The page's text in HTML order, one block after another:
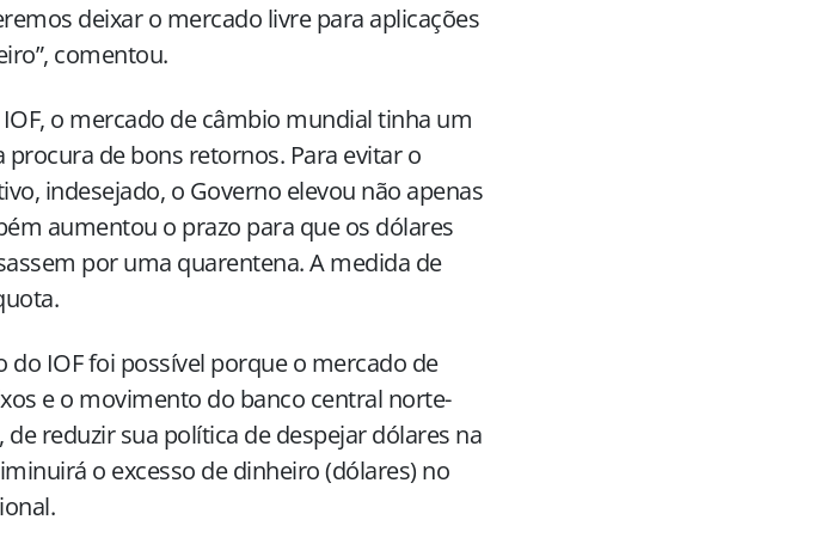
deixar o mercado livre para aplicações
comentou.
o mercado de câmbio mundial tinha um
de bons retornos. Para evitar o
indesejado, o Governo elevou não apenas
aumentou o prazo para que os dólares
por uma quarentena. A medida de
do IOF foi possível porque o mercado de
e o movimento do banco central norte-
de reduzir sua política de despejar dólares na
o excesso de dinheiro (dólares) no